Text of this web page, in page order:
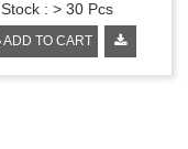
Stock : > 30 Pcs
ADD TO CART